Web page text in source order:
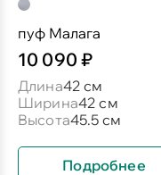
пуф Малага
10 090 ₽
Длина42 см
Ширина42 см
Высота45.5 см
Подробнее